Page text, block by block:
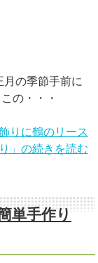
の季節手前に
の・・・
りに鶴のリース
」の続きを読む
単手作り